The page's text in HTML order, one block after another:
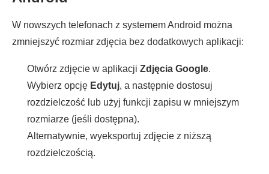
W nowszych telefonach z systemem Android można
zmniejszyć rozmiar zdjęcia bez dodatkowych aplikacji:
Otwórz zdjęcie w aplikacji Zdjęcia Google.
Wybierz opcję Edytuj, a następnie dostosuj
rozdzielczość lub użyj funkcji zapisu w mniejszym
rozmiarze (jeśli dostępna).
Alternatywnie, wyeksportuj zdjęcie z niższą
rozdzielczością.